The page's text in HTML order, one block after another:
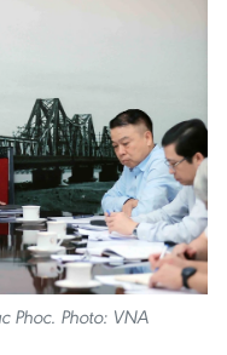
Phoc. Photo: VNA